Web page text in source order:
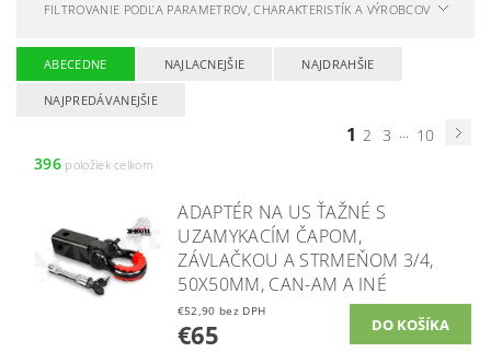
FILTROVANIE PODĽA PARAMETROV, CHARAKTERISTÍK A VÝROBCOV
ABECEDNE NAJLACNEJŠIE NAJDRAHŠIE
NAJPREDÁVANEJŠIE
1 2 3 ... 10
396položiek celkom
ADAPTÉR NA US ŤAŽNÉ S
UZAMYKACÍM ČAPOM,
ZÁVLAČKOU A STRMEŇOM 3/4,
50X50MM, CAN-AM A INÉ
€52,90 bez DPH
€65